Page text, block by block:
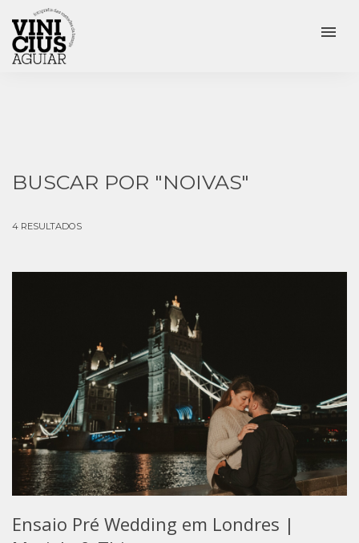
menu
BUSCAR POR "NOIVAS"
4 RESULTADOS
Ensaio Pré Wedding em Londres |